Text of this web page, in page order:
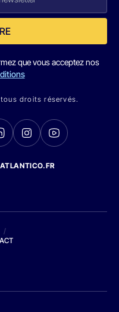
que vous acceptez nos
droits réservés.
/